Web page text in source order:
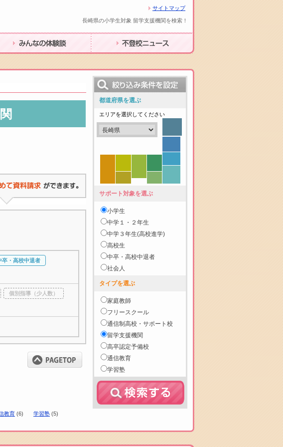
サイトマップ
長崎県の小学生対象 留学支援機関を検索！
なの体験談 不登校ニュース
卒・高校中退者
個別指導（少人数）
教育 (6) 学習塾 (5)
都道府県を選ぶ
エリアを選択してください
サポート対象を選ぶ
小学生
中学１・２年生
中学３年生(高校進学)
高校生
中卒・高校中退者
社会人
タイプを選ぶ
家庭教師
フリースクール
通信制高校・サポート校
留学支援機関
高卒認定予備校
通信教育
学習塾